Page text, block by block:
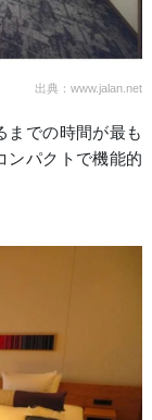
出典：www.jalan.net
までの時間が最も
ンパクトで機能的